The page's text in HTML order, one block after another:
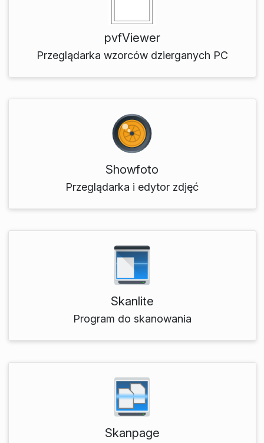
pvfViewer
Przeglądarka wzorców dzierganych PC
Showfoto
Przeglądarka i edytor zdjęć
Skanlite
Program do skanowania
Skanpage